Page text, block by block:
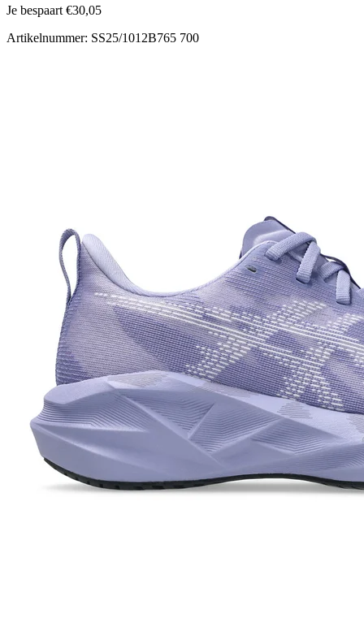
Je bespaart €30,05
Artikelnummer: SS25/1012B765 700